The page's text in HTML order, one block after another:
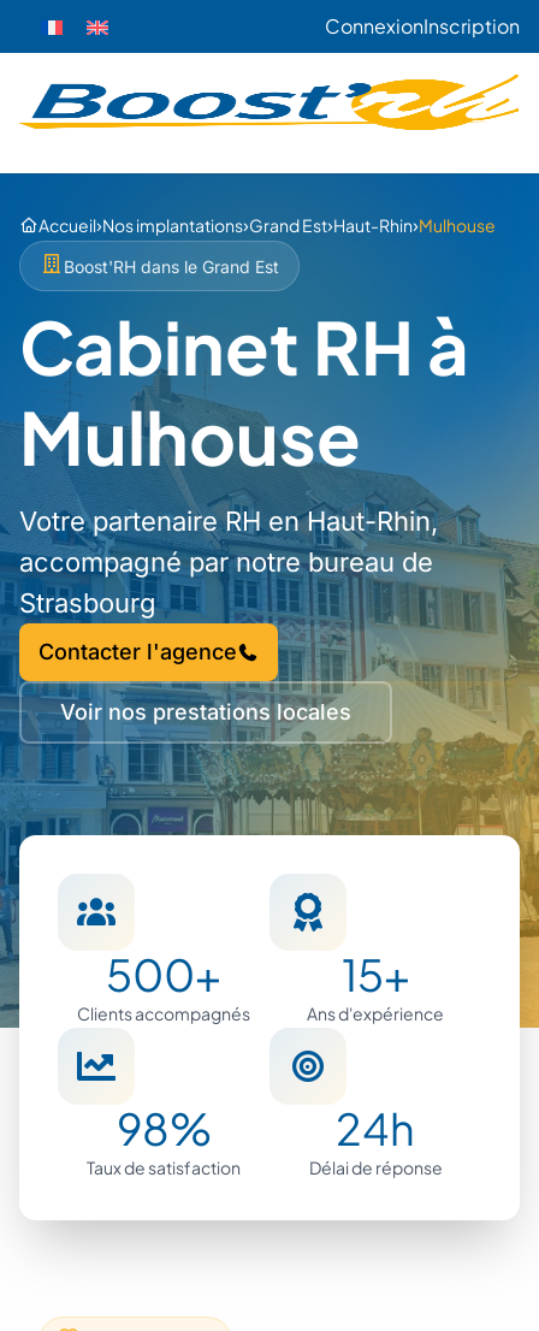
ConnexionInscription
Accueil›Nos implantations›Grand Est›Haut-Rhin›Mulhouse
Boost'RH dans le Grand Est
Cabinet RH à
Mulhouse
Votre partenaire RH en Haut-Rhin,
accompagné par notre bureau de
Strasbourg
Contacter l'agence
Voir nos prestations locales
500+
Clients accompagnés
15+
Ans d'expérience
98%
Taux de satisfaction
24h
Délai de réponse